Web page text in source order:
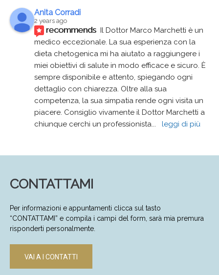
Anita Corradi
2 years ago
recommends Il Dottor Marco Marchetti è un
medico eccezionale. La sua esperienza con la
dieta chetogenica mi ha aiutato a raggiungere i
miei obiettivi di salute in modo efficace e sicuro. È
sempre disponibile e attento, spiegando ogni
dettaglio con chiarezza. Oltre alla sua
competenza, la sua simpatia rende ogni visita un
piacere. Consiglio vivamente il Dottor Marchetti a
chiunque cerchi un professionista... leggi di più
CONTATTAMI
Per informazioni e appuntamenti clicca sul tasto
“CONTATTAMI” e compila i campi del form, sarà mia premura
risponderti personalmente.
VAI A I CONTATTI